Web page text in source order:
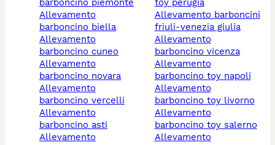
barboncino piemonte
allevamento
barboncino biella
allevamento
barboncino cuneo
allevamento
barboncino novara
allevamento
barboncino vercelli
allevamento
barboncino asti
allevamento
toy perugia
allevamento barboncini
friuli-venezia giulia
allevamento
barboncino vicenza
allevamento
barboncino toy napoli
allevamento
barboncino toy livorno
allevamento
barboncino toy salerno
allevamento